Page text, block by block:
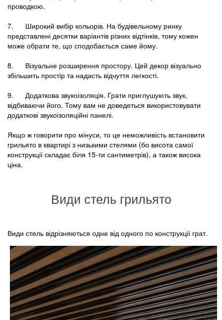
проводкою.
7. Широкий вибір кольорів. На будівельному ринку
представлені десятки варіантів різних відтінків, тому кожен
може обрати те, що сподобається саме йому.
8. Візуальне розширення простору. Цей декор візуально
збільшить простір та надасть відчуття легкості.
9. Додаткова звукоізоляція. Грати приглушують звук,
відбиваючи його. Тому вам не доведеться використовувати
додаткові звукоізоляційні панелі.
Якщо ж говорити про мінуси, то це неможливість встановити
грильято в квартирі з низькими стелями (бо висота самої
конструкції складає біля 15-ти сантиметрів), а також висока
ціна.
Види стель грильято
Види стель відрізняються одне від одного по конструкції грат.